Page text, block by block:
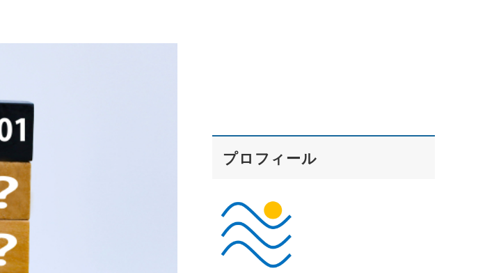
プロフィール